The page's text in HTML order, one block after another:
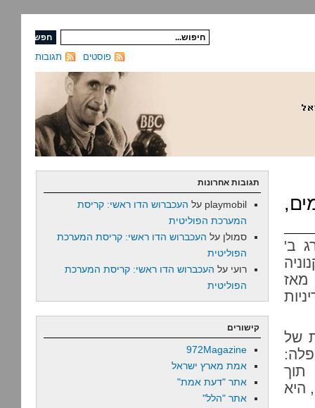
תגובות פוסטים
ב'
אותה קנוניה
מאז
של
היא
תגובות אחרונות
playmobil על העכברוש הדו ראשי: קריסת
המערכת הפוליטית
סמולן על העכברוש הדו ראשי: קריסת המערכת
הפוליטית
רועי על העכברוש הדו ראשי: קריסת המערכת
הפוליטית
קישורים
972Magazine
אמת מארץ ישראל
אתר "דעת אמת"
אתר "הלל"